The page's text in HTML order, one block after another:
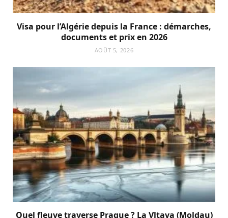
Visa pour l’Algérie depuis la France : démarches,
documents et prix en 2026
AOÛT 5, 2026
Quel fleuve traverse Prague ? La Vltava (Moldau)